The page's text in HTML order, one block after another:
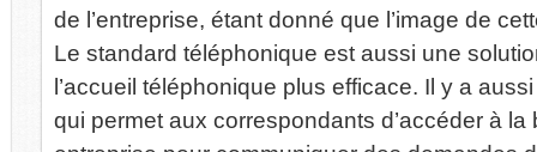
de l’entreprise, étant donné que l’image de
Le standard téléphonique est aussi une
l’accueil téléphonique plus efficace. Il y a
qui permet aux correspondants d’accéder à la